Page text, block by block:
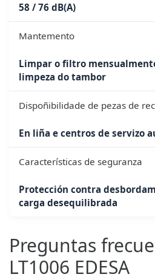
58 / 76 dB(A)
Mantemento
Limpar o filtro
limpeza do tambor
Dispoñibilidade de pezas de
En liña e centros de servizo
Características de seguranza
Protección contra
carga desequilibrada
Preguntas
LT1006 EDESA